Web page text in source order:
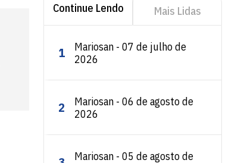
Continue Lendo Mais Lidas
1
Mariosan - 07 de julho de
2026
2
Mariosan - 06 de agosto de
2026
Mariosan - 05 de agosto de